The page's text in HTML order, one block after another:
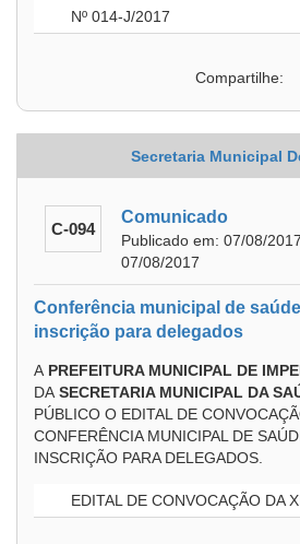
Nº 014-J/2017
Compartilhe:
Secretaria Municipal
C-094
Comunicado
Publicado em: 07/08/
07/08/2017
Conferência municipal de
inscrição para delegados
A PREFEITURA MUNICIPAL DE
DA SECRETARIA MUNICIPAL DA
PÚBLICO O EDITAL DE
CONFERÊNCIA MUNICIPAL DE
INSCRIÇÃO PARA DELEGADOS.
EDITAL DE CONVOCAÇÃO DA